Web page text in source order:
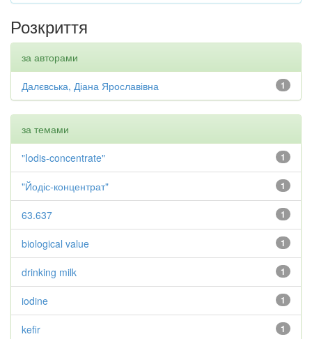
Розкриття
за авторами
1
Далєвська, Діана Ярославівна
за темами
1
"Iodis-concentrate"
1
"Йодіс-концентрат"
1
63.637
1
biological value
1
drinking milk
1
iodine
1
kefir